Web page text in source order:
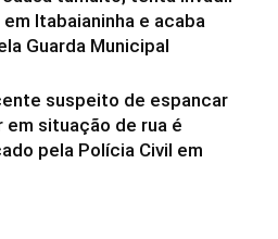
Itabaianinha e acaba
Guarda Municipal
suspeito de espancar
em situação de rua é
pela Polícia Civil em